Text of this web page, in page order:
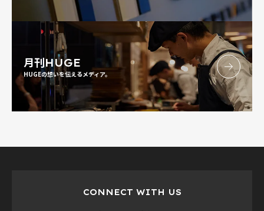
月刊HUGE
HUGEの想いを伝えるメディア。
CONNECT WITH US